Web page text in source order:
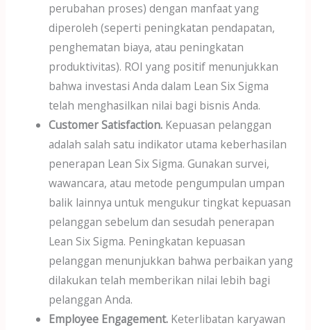
perubahan proses) dengan manfaat yang
diperoleh (seperti peningkatan pendapatan,
penghematan biaya, atau peningkatan
produktivitas). ROI yang positif menunjukkan
bahwa investasi Anda dalam Lean Six Sigma
telah menghasilkan nilai bagi bisnis Anda.
Customer Satisfaction. Kepuasan pelanggan
adalah salah satu indikator utama keberhasilan
penerapan Lean Six Sigma. Gunakan survei,
wawancara, atau metode pengumpulan umpan
balik lainnya untuk mengukur tingkat kepuasan
pelanggan sebelum dan sesudah penerapan
Lean Six Sigma. Peningkatan kepuasan
pelanggan menunjukkan bahwa perbaikan yang
dilakukan telah memberikan nilai lebih bagi
pelanggan Anda.
Employee Engagement. Keterlibatan karyawan